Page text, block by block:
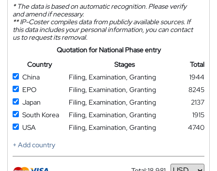
*The data is based on automatic recognition. Please verify
and amend if necessary.
**IP-Coster compiles data from publicly available sources. If
this data includes your personal information, you can contact
us to request its removal.
Quotation for National Phase entry
Country
Stages
Total
China
Filing, Examination, Granting
1944
EPO
Filing, Examination, Granting
8245
Japan
Filing, Examination, Granting
2137
South Korea
Filing, Examination, Granting
1915
USA
Filing, Examination, Granting
4740
+ Add country